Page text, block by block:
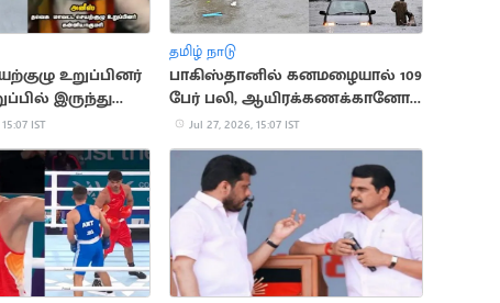
உறுப்பினர்
இருந்து
IST
தமிழ் நாடு
பாகிஸ்தானில் கனமழையால் 109
பேர் பலி, ஆயிரக்கணக்கானோர்
பாதிப்பு
Jul 27, 2026, 15:07 IST